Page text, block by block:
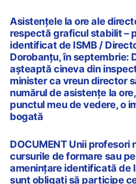
Asistențele la ore ale
respectă graficul stabilit –
identificat de ISMB /
Dorobanțu, în septembrie:
așteaptă cineva din
minister ca vreun director
numărul de asistențe la
punctul meu de vedere, o
bogată
DOCUMENT Unii profesori
cursurile de formare sau
amenințare identificată de
sunt obligați să participe